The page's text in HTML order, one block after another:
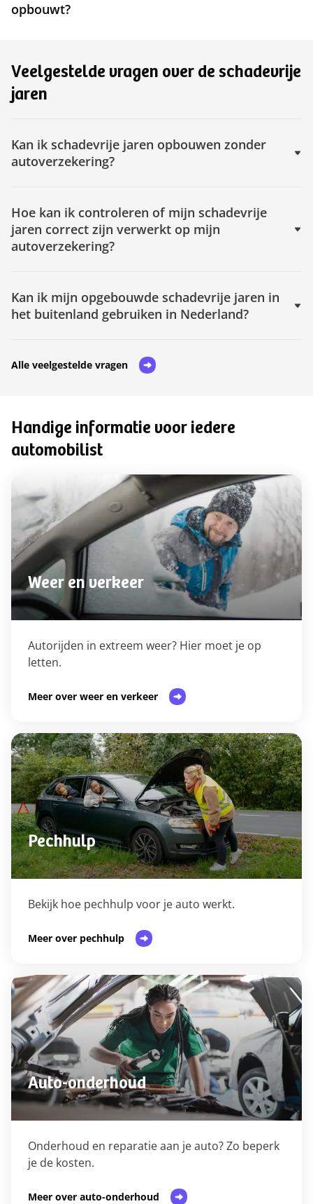
opbouwt?
Veelgestelde vragen over de schadevrije
jaren
Kan ik schadevrije jaren opbouwen zonder
autoverzekering?
Hoe kan ik controleren of mijn schadevrije
jaren correct zijn verwerkt op mijn
autoverzekering?
Kan ik mijn opgebouwde schadevrije jaren in
het buitenland gebruiken in Nederland?
Alle veelgestelde vragen
Handige informatie voor iedere
automobilist
Weer en verkeer
Autorijden in extreem weer? Hier moet je op
letten.
Meer over weer en verkeer
Pechhulp
Bekijk hoe pechhulp voor je auto werkt.
Meer over pechhulp
Auto-onderhoud
Onderhoud en reparatie aan je auto? Zo beperk
je de kosten.
Meer over auto-onderhoud